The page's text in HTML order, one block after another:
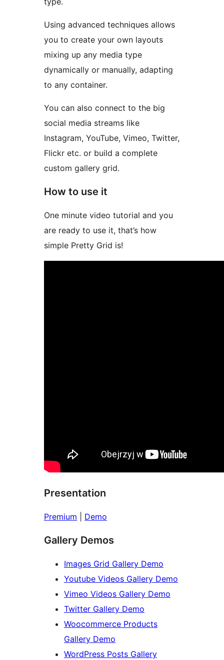
Using advanced techniques allows
you to create your own layouts
mixing up any media type
dynamically or manually, adapting
to any container.
You can also connect to the big
social media streams like
Instagram, YouTube, Vimeo, Twitter,
Flickr etc. or build a complete
custom gallery grid.
How to use it
One minute video tutorial and you
are ready to use it, that’s how
simple Pretty Grid is!
Presentation
Premium Demo
Gallery Demos
Images Grid Gallery Demo
Youtube Videos Gallery Demo
Vimeo Videos Gallery Demo
Twitter Gallery Demo
Woocommerce Products
Gallery Demo
WordPress Posts Gallery